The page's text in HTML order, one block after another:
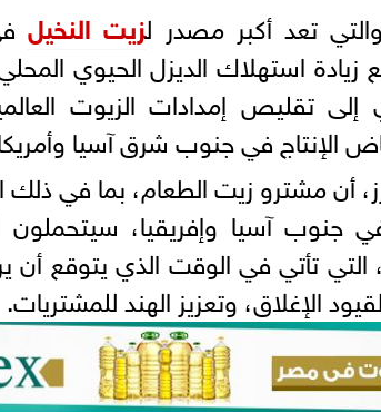
تعد أكبر مصدر لزيت النخيل
زيادة استهلاك الديزل الحيوي
إلى تقليص إمدادات الزيوت
الإنتاج في جنوب شرق آسيا وأمريكا
أن مشترو زيت الطعام، بما في
جنوب آسيا وإفريقيا، سيتحملون
تأتي في الوقت الذي يتوقع أن
الإغلاق، وتعزيز الهند للمشتريات.